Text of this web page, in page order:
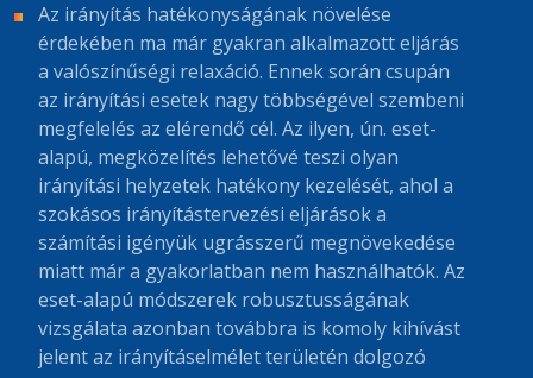
Az irányítás hatékonyságának növelése
érdekében ma már gyakran alkalmazott eljárás
a valószínűségi relaxáció. Ennek során csupán
az irányítási esetek nagy többségével szembeni
megfelelés az elérendő cél. Az ilyen, ún. eset-
alapú, megközelítés lehetővé teszi olyan
irányítási helyzetek hatékony kezelését, ahol a
szokásos irányítástervezési eljárások a
számítási igényük ugrásszerű megnövekedése
miatt már a gyakorlatban nem használhatók. Az
eset-alapú módszerek robusztusságának
vizsgálata azonban továbbra is komoly kihívást
jelent az irányításelmélet területén dolgozó